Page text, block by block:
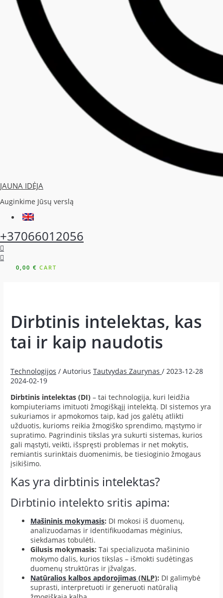
JAUNA IDĖJA
Auginkime Jūsų verslą
+37066012056
0,00 € CART
Dirbtinis intelektas, kas
tai ir kaip naudotis
Technologijos / Autorius Tautvydas Zaurynas /2023-12-28
2024-02-19
Dirbtinis intelektas (DI) – tai technologija, kuri leidžia
kompiuteriams imituoti žmogiškąjį intelektą. DI sistemos yra
sukuriamos ir apmokomos taip, kad jos galėtų atlikti
užduotis, kurioms reikia žmogiško sprendimo, mąstymo ir
supratimo. Pagrindinis tikslas yra sukurti sistemas, kurios
gali mąstyti, veikti, išspręsti problemas ir net mokytis,
remiantis surinktais duomenimis, be tiesioginio žmogaus
įsikišimo.
Kas yra dirbtinis intelektas?
Dirbtinio intelekto sritis apima:
Mašininis mokymasis: DI mokosi iš duomenų,
analizuodamas ir identifikuodamas mėginius,
siekdamas tobulėti.
Gilusis mokymasis: Tai specializuota mašininio
mokymo dalis, kurios tikslas – išmokti sudėtingas
duomenų struktūras ir įžvalgas.
Natūralios kalbos apdorojimas (NLP): DI galimybė
suprasti, interpretuoti ir generuoti natūralią